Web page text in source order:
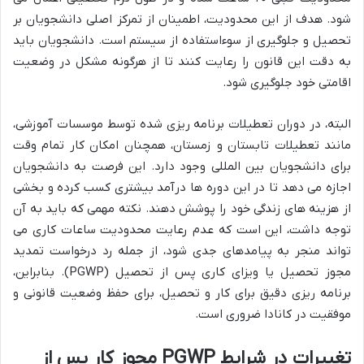
شود. هدف از این محدودیت، اطمینان از تمرکز اصلی دانشجویان بر
تحصیل و جلوگیری از سوءاستفاده از سیستم است. دانشجویان باید
به دقت این قانون را رعایت کنند تا از هرگونه مشکل در وضعیت
اقامتی خود جلوگیری شود.
البته، در دوران تعطیلات برنامه ریزی شده توسط موسسات آموزشی،
مانند تعطیلات تابستان و زمستان، همچنان امکان کار تمام وقت
برای دانشجویان بین المللی وجود دارد. این فرصت به دانشجویان
اجازه می دهد تا در این دوره ها درآمد بیشتری کسب کرده و بخشی
از هزینه های زندگی خود را پوشش دهند. نکته مهمی که باید به آن
توجه داشت، این است که عدم رعایت محدودیت ساعات کاری می
تواند منجر به پیامدهای جدی شود، از جمله رد درخواست تمدید
مجوز تحصیل یا ویزای کاری پس از تحصیل (PGWP). بنابراین،
برنامه ریزی دقیق برای کار و تحصیل، برای حفظ وضعیت قانونی و
موفقیت در کانادا ضروری است.
تغییرات در شرایط PGWP مجوز کار پس از